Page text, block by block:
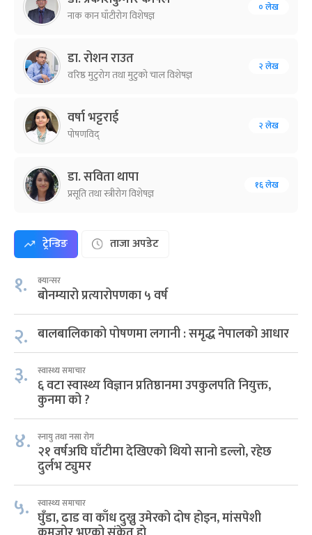
नाक कान घाँटीरोग विशेषज्ञ
० लेख
डा. रोशन राउत
वरिष्ठ मुटुरोग तथा मुटुको चाल विशेषज्ञ
२ लेख
वर्षा भट्टराई
पोषणविद्
२ लेख
डा. सविता थापा
प्रसूति तथा स्त्रीरोग विशेषज्ञ
१६ लेख
ट्रेन्डिङ ताजा अपडेट
१. क्यान्सर
बोनम्यारो प्रत्यारोपणका ५ वर्ष
२. बालबालिकाको पोषणमा लगानी : समृद्ध नेपालको आधार
३. स्वास्थ्य समाचार
६ वटा स्वास्थ्य विज्ञान प्रतिष्ठानमा उपकुलपति नियुक्त,
कुनमा को ?
४. स्नायु तथा नसा रोग
२१ वर्षअघि घाँटीमा देखिएको थियो सानो डल्लो, रहेछ
दुर्लभ ट्युमर
५. स्वास्थ्य समाचार
घुँडा, ढाड वा काँध दुख्नु उमेरको दोष होइन, मांसपेशी